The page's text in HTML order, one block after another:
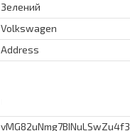
Зелений
Volkswagen
Address
vMG82uNmg7BINuLSwZu4f3